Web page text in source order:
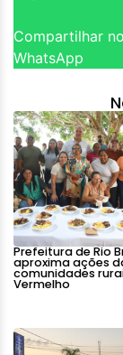
Compartilhar no
WhatsApp
Prefeitura de Rio
aproxima ações
comunidades
Vermelho